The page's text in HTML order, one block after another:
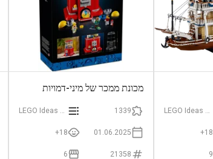
18+
9
מכונת ממכר של מיני-דמויות
1339
01.06.2025
18+
21358
6